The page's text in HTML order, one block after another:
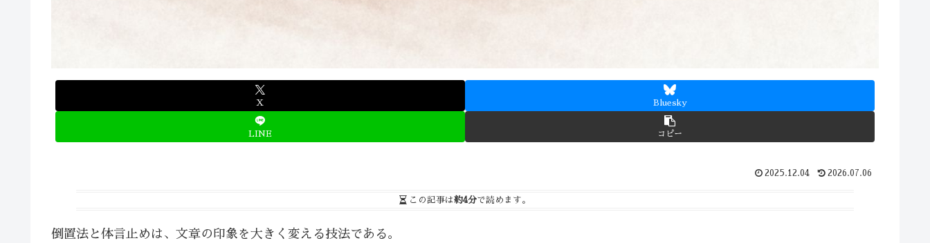
X Bluesky
LINE コピー
2025.12.04 2026.07.06
この記事は約4分で読めます。
倒置法と体言止めは、文章の印象を大きく変える技法である。